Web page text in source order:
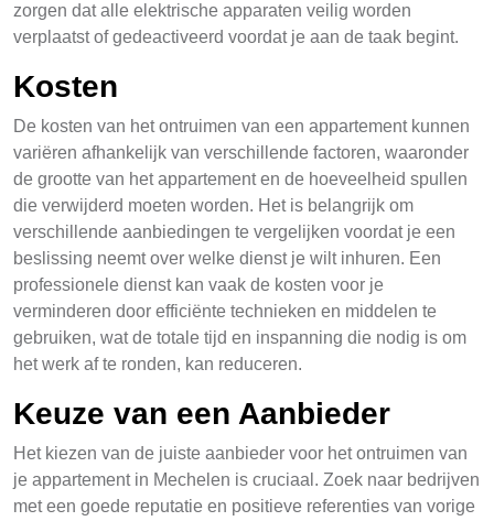
zorgen dat alle elektrische apparaten veilig worden
verplaatst of gedeactiveerd voordat je aan de taak begint.
Kosten
De kosten van het ontruimen van een appartement kunnen
variëren afhankelijk van verschillende factoren, waaronder
de grootte van het appartement en de hoeveelheid spullen
die verwijderd moeten worden. Het is belangrijk om
verschillende aanbiedingen te vergelijken voordat je een
beslissing neemt over welke dienst je wilt inhuren. Een
professionele dienst kan vaak de kosten voor je
verminderen door efficiënte technieken en middelen te
gebruiken, wat de totale tijd en inspanning die nodig is om
het werk af te ronden, kan reduceren.
Keuze van een Aanbieder
Het kiezen van de juiste aanbieder voor het ontruimen van
je appartement in Mechelen is cruciaal. Zoek naar bedrijven
met een goede reputatie en positieve referenties van vorige